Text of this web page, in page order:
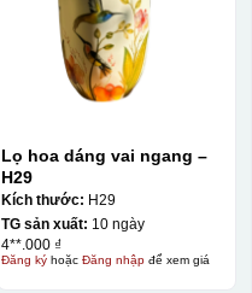
Lọ hoa dáng vai ngang –
H29
Kích thước: H29
TG sản xuất: 10 ngày
4**.000 ₫
Đăng kýhoặc Đăng nhậpđể xem giá